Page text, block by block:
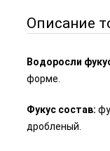
Описание
Водоросли
форме.
Фукус состав:
дробленый.